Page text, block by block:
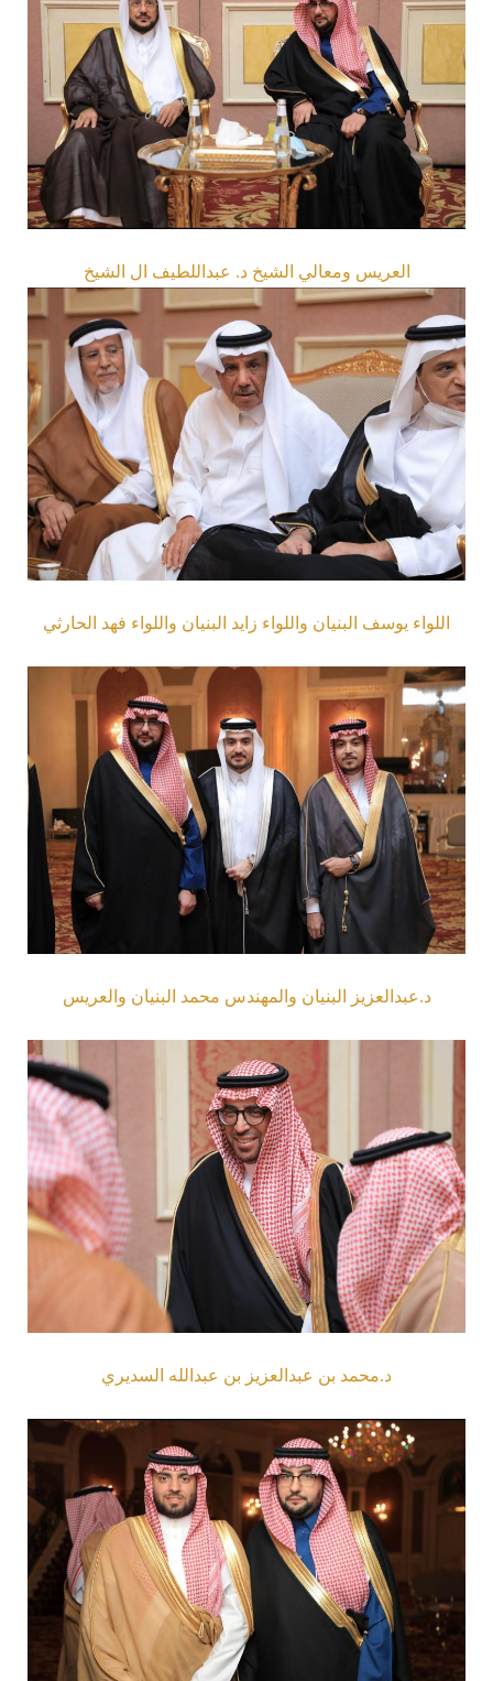
العريس ومعالي الشيخ د. عبداللطيف ال الشيخ
اللواء يوسف البنيان واللواء زايد البنيان واللواء فهد الحارثي
د.عبدالعزيز البنيان والمهندس محمد البنيان والعريس
د.محمد بن عبدالعزيز بن عبدالله السديري